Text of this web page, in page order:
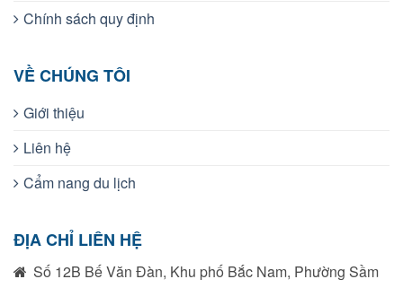
Chính sách quy định
VỀ CHÚNG TÔI
Giới thiệu
Liên hệ
Cẩm nang du lịch
ĐỊA CHỈ LIÊN HỆ
Số 12B Bế Văn Đàn, Khu phố Bắc Nam, Phường Sầm